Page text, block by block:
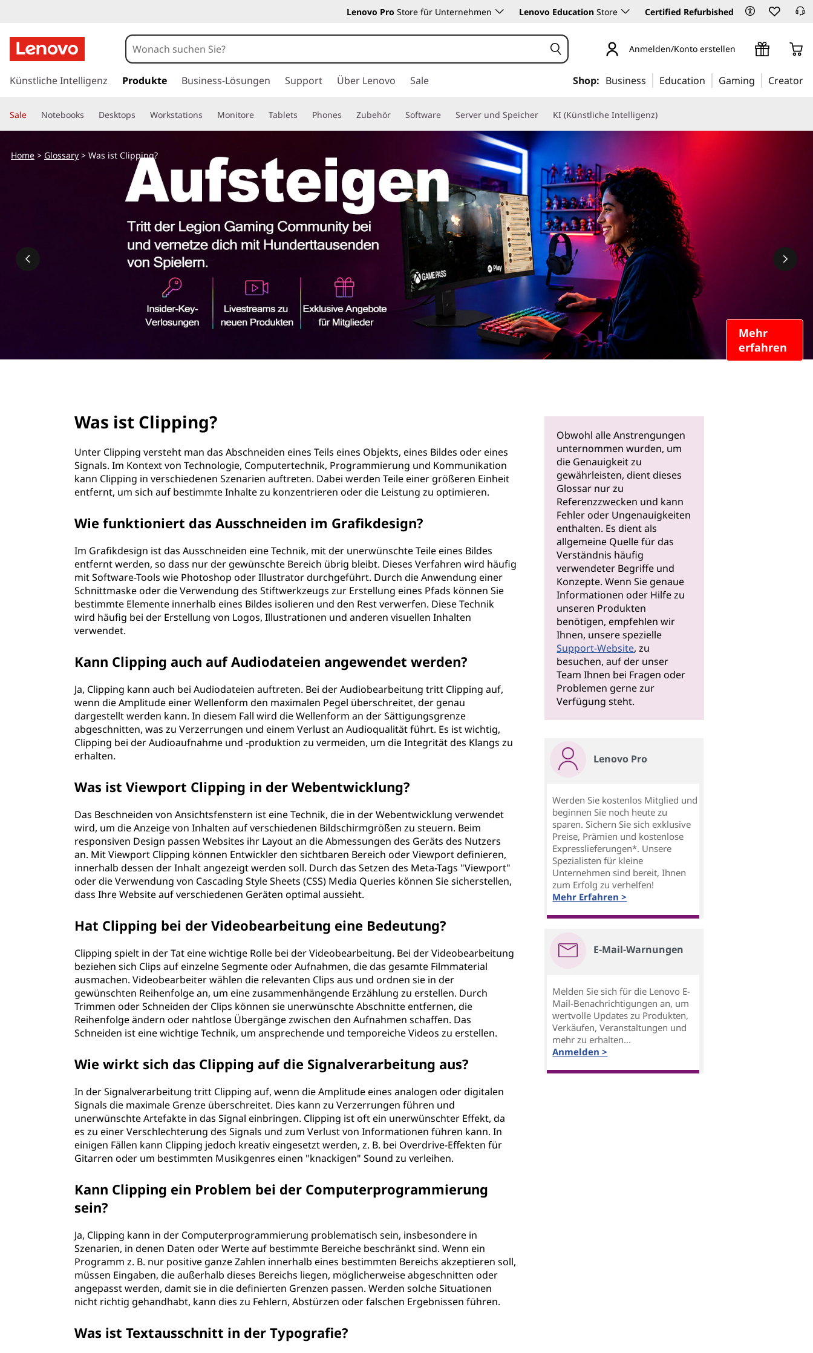
Lenovo Pro Store für Unternehmen Lenovo Education Store Certified Refurbished
u
a
u
t
Anmelden/Konto erstellen
Künstliche Intelligenz Produkte Business-Lösungen Support Über Lenovo Sale Shop: Business Education Gaming Creator
Sale Notebooks Desktops Workstations Monitore Tablets Phones Zubehör Software Server und Speicher KI (Künstliche Intelligenz)
Mehr
erfahren
Home > Glossary > Was ist Clipping?
Was ist Clipping?
Unter Clipping versteht man das Abschneiden eines Teils eines Objekts, eines Bildes oder eines
Signals. Im Kontext von Technologie, Computertechnik, Programmierung und Kommunikation
kann Clipping in verschiedenen Szenarien auftreten. Dabei werden Teile einer größeren Einheit
entfernt, um sich auf bestimmte Inhalte zu konzentrieren oder die Leistung zu optimieren.
Wie funktioniert das Ausschneiden im Grafikdesign?
Im Grafikdesign ist das Ausschneiden eine Technik, mit der unerwünschte Teile eines Bildes
entfernt werden, so dass nur der gewünschte Bereich übrig bleibt. Dieses Verfahren wird häufig
mit Software-Tools wie Photoshop oder Illustrator durchgeführt. Durch die Anwendung einer
Schnittmaske oder die Verwendung des Stiftwerkzeugs zur Erstellung eines Pfads können Sie
bestimmte Elemente innerhalb eines Bildes isolieren und den Rest verwerfen. Diese Technik
wird häufig bei der Erstellung von Logos, Illustrationen und anderen visuellen Inhalten
verwendet.
Kann Clipping auch auf Audiodateien angewendet werden?
Ja, Clipping kann auch bei Audiodateien auftreten. Bei der Audiobearbeitung tritt Clipping auf,
wenn die Amplitude einer Wellenform den maximalen Pegel überschreitet, der genau
dargestellt werden kann. In diesem Fall wird die Wellenform an der Sättigungsgrenze
abgeschnitten, was zu Verzerrungen und einem Verlust an Audioqualität führt. Es ist wichtig,
Clipping bei der Audioaufnahme und -produktion zu vermeiden, um die Integrität des Klangs zu
erhalten.
Was ist Viewport Clipping in der Webentwicklung?
Das Beschneiden von Ansichtsfenstern ist eine Technik, die in der Webentwicklung verwendet
wird, um die Anzeige von Inhalten auf verschiedenen Bildschirmgrößen zu steuern. Beim
responsiven Design passen Websites ihr Layout an die Abmessungen des Geräts des Nutzers
an. Mit Viewport Clipping können Entwickler den sichtbaren Bereich oder Viewport definieren,
innerhalb dessen der Inhalt angezeigt werden soll. Durch das Setzen des Meta-Tags "Viewport"
oder die Verwendung von Cascading Style Sheets (CSS) Media Queries können Sie sicherstellen,
dass Ihre Website auf verschiedenen Geräten optimal aussieht.
Hat Clipping bei der Videobearbeitung eine Bedeutung?
Clipping spielt in der Tat eine wichtige Rolle bei der Videobearbeitung. Bei der Videobearbeitung
beziehen sich Clips auf einzelne Segmente oder Aufnahmen, die das gesamte Filmmaterial
ausmachen. Videobearbeiter wählen die relevanten Clips aus und ordnen sie in der
gewünschten Reihenfolge an, um eine zusammenhängende Erzählung zu erstellen. Durch
Trimmen oder Schneiden der Clips können sie unerwünschte Abschnitte entfernen, die
Reihenfolge ändern oder nahtlose Übergänge zwischen den Aufnahmen schaffen. Das
Schneiden ist eine wichtige Technik, um ansprechende und temporeiche Videos zu erstellen.
Wie wirkt sich das Clipping auf die Signalverarbeitung aus?
In der Signalverarbeitung tritt Clipping auf, wenn die Amplitude eines analogen oder digitalen
Signals die maximale Grenze überschreitet. Dies kann zu Verzerrungen führen und
unerwünschte Artefakte in das Signal einbringen. Clipping ist oft ein unerwünschter Effekt, da
es zu einer Verschlechterung des Signals und zum Verlust von Informationen führen kann. In
einigen Fällen kann Clipping jedoch kreativ eingesetzt werden, z. B. bei Overdrive-Effekten für
Gitarren oder um bestimmten Musikgenres einen "knackigen" Sound zu verleihen.
Kann Clipping ein Problem bei der Computerprogrammierung
sein?
Ja, Clipping kann in der Computerprogrammierung problematisch sein, insbesondere in
Szenarien, in denen Daten oder Werte auf bestimmte Bereiche beschränkt sind. Wenn ein
Programm z. B. nur positive ganze Zahlen innerhalb eines bestimmten Bereichs akzeptieren soll,
müssen Eingaben, die außerhalb dieses Bereichs liegen, möglicherweise abgeschnitten oder
angepasst werden, damit sie in die definierten Grenzen passen. Werden solche Situationen
nicht richtig gehandhabt, kann dies zu Fehlern, Abstürzen oder falschen Ergebnissen führen.
Was ist Textausschnitt in der Typografie?
Obwohl alle Anstrengungen
unternommen wurden, um
die Genauigkeit zu
gewährleisten, dient dieses
Glossar nur zu
Referenzzwecken und kann
Fehler oder Ungenauigkeiten
enthalten. Es dient als
allgemeine Quelle für das
Verständnis häufig
verwendeter Begriffe und
Konzepte. Wenn Sie genaue
Informationen oder Hilfe zu
unseren Produkten
benötigen, empfehlen wir
Ihnen, unsere spezielle
Support-Website, zu
besuchen, auf der unser
Team Ihnen bei Fragen oder
Problemen gerne zur
Verfügung steht.
Lenovo Pro
Werden Sie kostenlos Mitglied und
beginnen Sie noch heute zu
sparen. Sichern Sie sich exklusive
Preise, Prämien und kostenlose
Expresslieferungen*. Unsere
Spezialisten für kleine
Unternehmen sind bereit, Ihnen
zum Erfolg zu verhelfen!
Mehr Erfahren >
E-Mail-Warnungen
Melden Sie sich für die Lenovo E-
Mail-Benachrichtigungen an, um
wertvolle Updates zu Produkten,
Verkäufen, Veranstaltungen und
mehr zu erhalten...
Anmelden >